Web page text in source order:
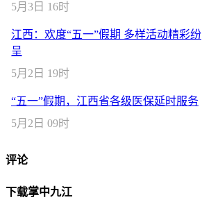
5月3日 16时
江西：欢度“五一”假期 多样活动精彩纷
呈
5月2日 19时
“五一”假期，江西省各级医保延时服务
5月2日 09时
评论
下载掌中九江